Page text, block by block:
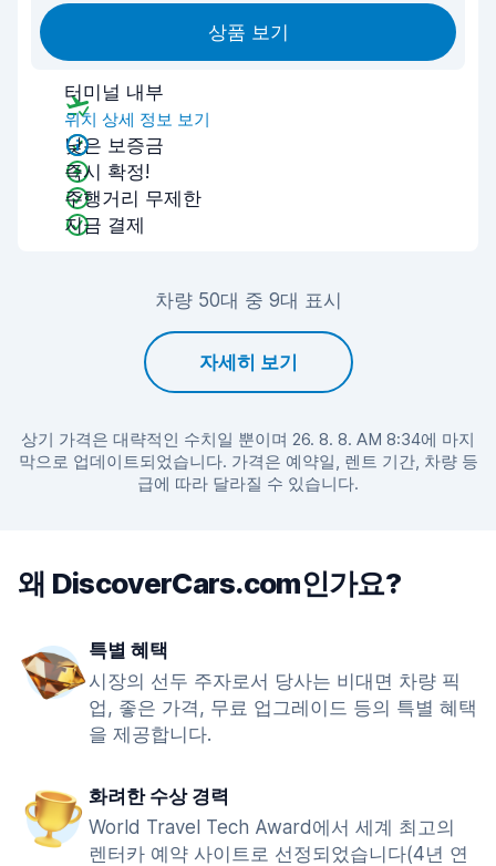
상품 보기
터미널 내부
위치 상세 정보 보기
낮은 보증금
즉시 확정!
주행거리 무제한
지금 결제
차량 50대 중 9대 표시
자세히 보기
상기 가격은 대략적인 수치일 뿐이며 26. 8. 8. AM 8:34에 마지
막으로 업데이트되었습니다. 가격은 예약일, 렌트 기간, 차량 등
급에 따라 달라질 수 있습니다.
왜 DiscoverCars.com인가요?
특별 혜택
시장의 선두 주자로서 당사는 비대면 차량 픽
업, 좋은 가격, 무료 업그레이드 등의 특별 혜택
을 제공합니다.
화려한 수상 경력
World Travel Tech Award에서 세계 최고의
렌터카 예약 사이트로 선정되었습니다(4년 연